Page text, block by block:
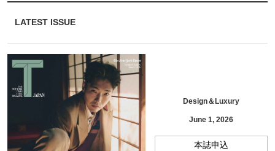
LATEST ISSUE
Design＆Luxury
June 1, 2026
本誌申込